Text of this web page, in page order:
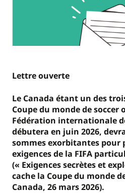
Lettre ouverte
Le Canada étant un des
Coupe du monde de soccer
Fédération internationale
débutera en juin 2026,
sommes exorbitantes pour
exigences de la FIFA
(« Exigences secrètes et
cache la Coupe du monde
Canada, 26 mars 2026).